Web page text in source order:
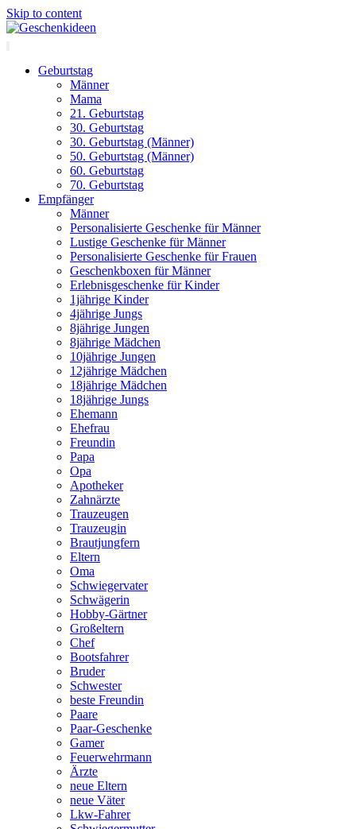
Skip to content
Geburtstag
Männer
Mama
21. Geburtstag
30. Geburtstag
30. Geburtstag (Männer)
50. Geburtstag (Männer)
60. Geburtstag
70. Geburtstag
Empfänger
Männer
Personalisierte Geschenke für Männer
Lustige Geschenke für Männer
Personalisierte Geschenke für Frauen
Geschenkboxen für Männer
Erlebnisgeschenke für Kinder
1jährige Kinder
4jährige Jungs
8jährige Jungen
8jährige Mädchen
10jährige Jungen
12jährige Mädchen
18jährige Mädchen
18jährige Jungs
Ehemann
Ehefrau
Freundin
Papa
Opa
Apotheker
Zahnärzte
Trauzeugen
Trauzeugin
Brautjungfern
Eltern
Oma
Schwiegervater
Schwägerin
Hobby-Gärtner
Großeltern
Chef
Bootsfahrer
Bruder
Schwester
beste Freundin
Paare
Paar-Geschenke
Gamer
Feuerwehrmann
Ärzte
neue Eltern
neue Väter
Lkw-Fahrer